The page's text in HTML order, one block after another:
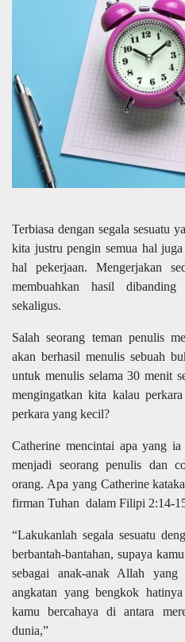
Terbiasa dengan segala sesuatu
kita justru pengin semua hal
hal pekerjaan. Mengerjakan
membuahkan hasil dibanding
sekaligus.
Salah seorang teman penulis
akan berhasil menulis sebuah
untuk menulis selama 30 menit
mengingatkan kita kalau
perkara yang kecil?
Catherine mencintai apa yang
menjadi seorang penulis dan
orang. Apa yang Catherine
firman Tuhan dalam Filipi 2:14-
“Lakukanlah segala sesuatu
berbantah-bantahan, supaya
sebagai anak-anak Allah yang
angkatan yang bengkok
kamu bercahaya di antara
dunia,”